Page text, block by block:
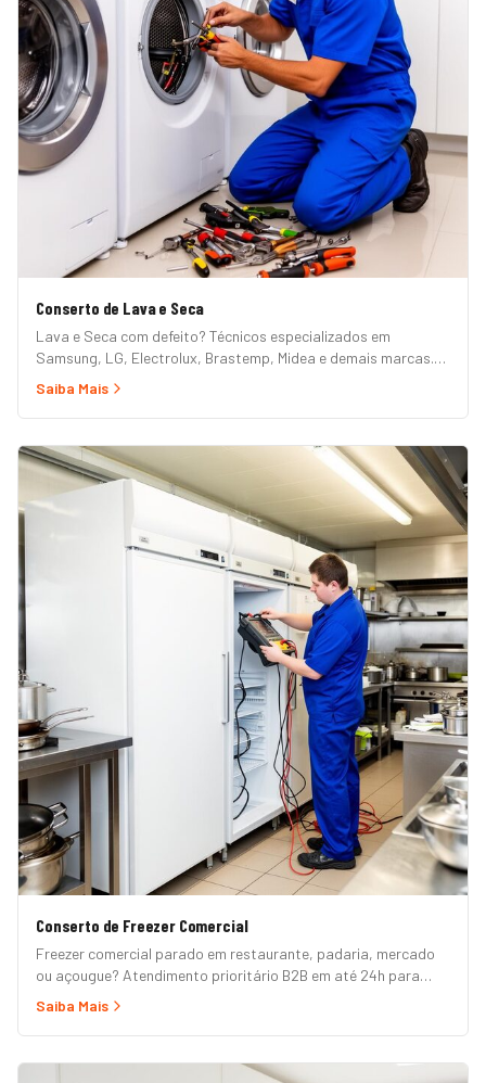
Conserto de Lava e Seca
Lava e Seca com defeito? Técnicos especializados em
Samsung, LG, Electrolux, Brastemp, Midea e demais marcas.
Erros de painel, não centrifuga, não seca, vazamento e mais.
Saiba Mais
Conserto de Freezer Comercial
Freezer comercial parado em restaurante, padaria, mercado
ou açougue? Atendimento prioritário B2B em até 24h para
horizontal, vertical, expositor, ilha refrigerada e câmara fria.
Saiba Mais